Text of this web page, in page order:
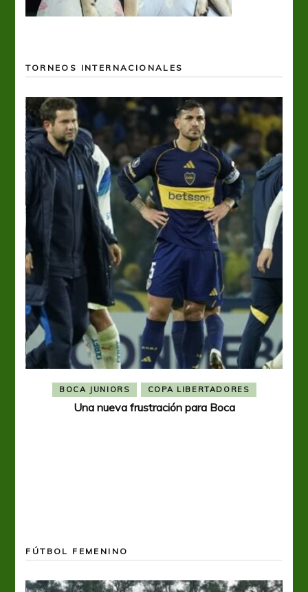
TORNEOS INTERNACIONALES
BOCA JUNIORS COPA LIBERTADORES
Una nueva frustración para Boca
FÚTBOL FEMENINO